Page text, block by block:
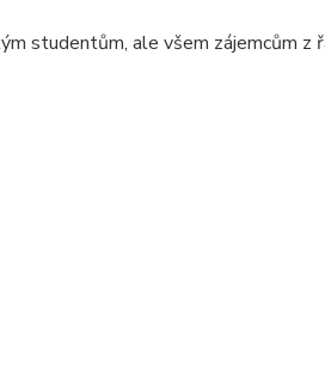
studentům, ale všem zájemcům z